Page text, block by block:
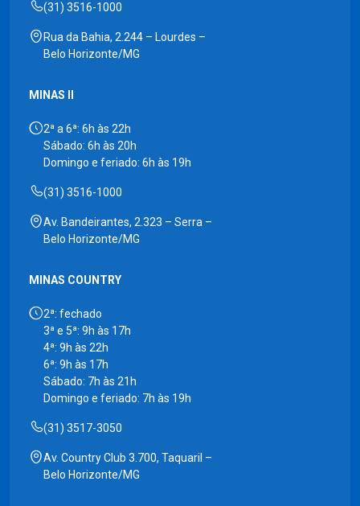
(31) 3516-1000
Rua da Bahia, 2.244 – Lourdes –
Belo Horizonte/MG
MINAS II
2ª a 6ª: 6h às 22h
Sábado: 6h às 20h
Domingo e feriado: 6h às 19h
(31) 3516-1000
Av. Bandeirantes, 2.323 – Serra –
Belo Horizonte/MG
MINAS COUNTRY
2ª: fechado
3ª e 5ª: 9h às 17h
4ª: 9h às 22h
6ª: 9h às 17h
Sábado: 7h às 21h
Domingo e feriado: 7h às 19h
(31) 3517-3050
Av. Country Club 3.700, Taquaril –
Belo Horizonte/MG